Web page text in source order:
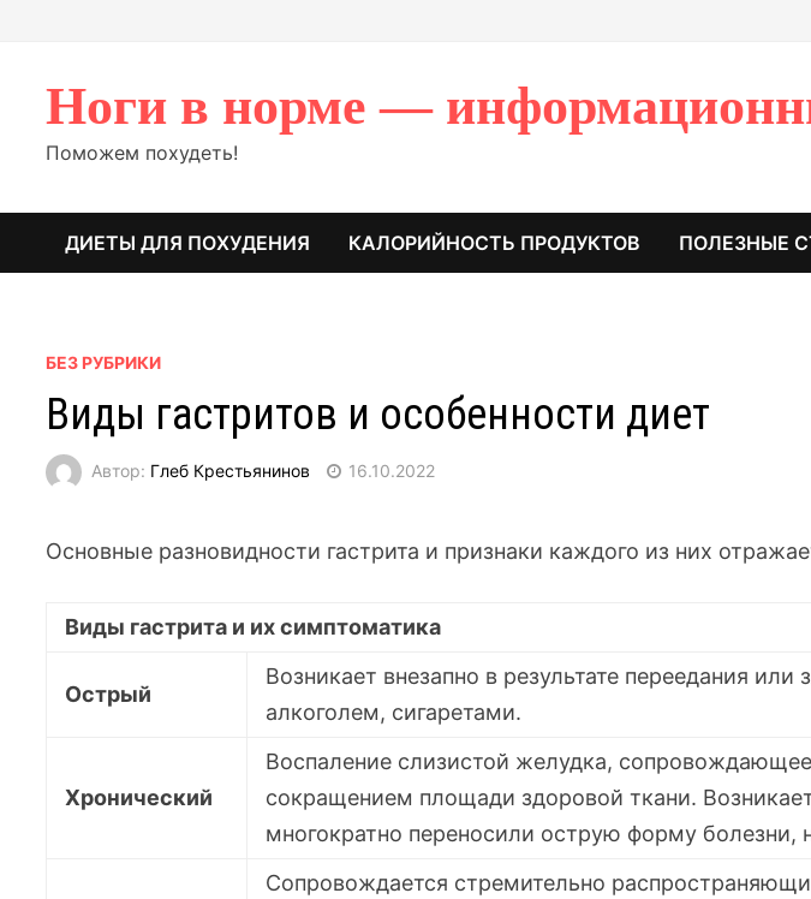
Ноги в норме —
Поможем похудеть!
ДИЕТЫ ДЛЯ ПОХУДЕНИЯ КАЛОРИЙНОСТЬ ПРОДУКТОВ ПОЛЕЗНЫЕ
БЕЗ РУБРИКИ
Виды гастритов и особенности диет
Автор: Глеб Крестьянинов 16.10.2022
Основные разновидности гастрита и признаки каждого из них
Виды гастрита и их симптоматика
Острый
Возникает внезапно в результате переедания или
алкоголем, сигаретами.
Хронический
Воспаление слизистой желудка,
сокращением площади здоровой ткани.
многократно переносили острую форму болезни,
Сопровождается стремительно